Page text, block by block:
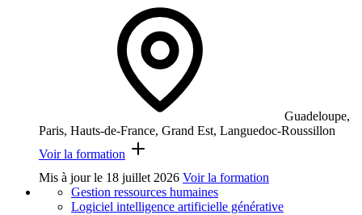
Guadeloupe,
Paris, Hauts-de-France, Grand Est, Languedoc-Roussillon
Voir la formation
Mis à jour le 18 juillet 2026 Voir la formation
Gestion ressources humaines
Logiciel intelligence artificielle générative